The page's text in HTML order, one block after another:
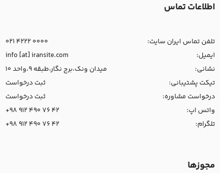
اطلاعات تماس
تلفن تماس ایران سایت:
021 4222 0000
ایمیل:
info [at] iransite.com
نشانی:
میدان ونک،برج نگار،طبقه 9،واحد 10
تیکت پشتیبانی:
ثبت درخواست
درخواست مشاوره:
ثبت درخواست
واتس اپ:
+98 912 490 76 42
تلگرام:
+98 912 490 76 42
مجوزها